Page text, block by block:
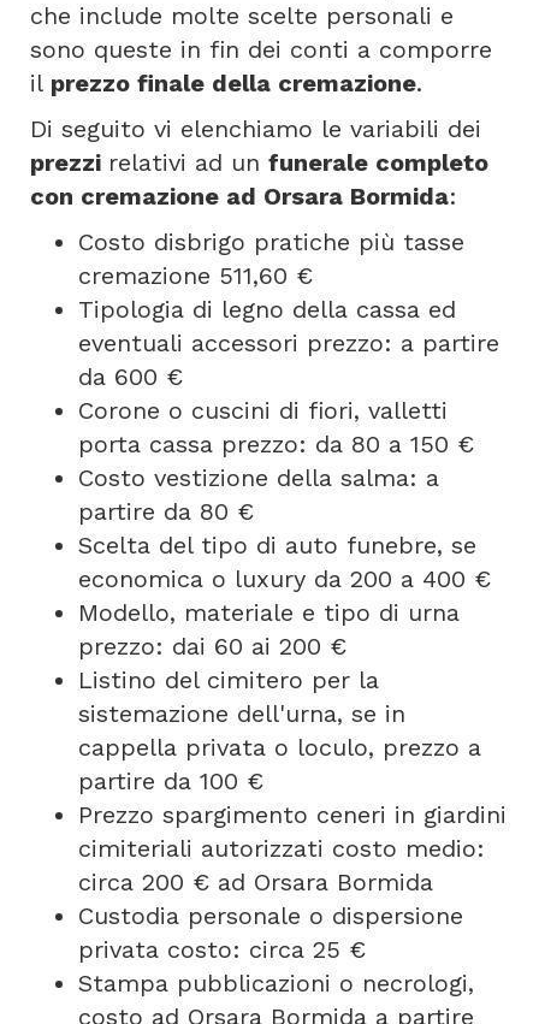
che include molte scelte personali e
sono queste in fin dei conti a comporre
il prezzo finale della cremazione.
Di seguito vi elenchiamo le variabili dei
prezzi relativi ad un funerale completo
con cremazione ad Orsara Bormida:
Costo disbrigo pratiche più tasse
cremazione 511,60 €
Tipologia di legno della cassa ed
eventuali accessori prezzo: a partire
da 600 €
Corone o cuscini di fiori, valletti
porta cassa prezzo: da 80 a 150 €
Costo vestizione della salma: a
partire da 80 €
Scelta del tipo di auto funebre, se
economica o luxury da 200 a 400 €
Modello, materiale e tipo di urna
prezzo: dai 60 ai 200 €
Listino del cimitero per la
sistemazione dell'urna, se in
cappella privata o loculo, prezzo a
partire da 100 €
Prezzo spargimento ceneri in giardini
cimiteriali autorizzati costo medio:
circa 200 € ad Orsara Bormida
Custodia personale o dispersione
privata costo: circa 25 €
Stampa pubblicazioni o necrologi,
costo ad Orsara Bormida a partire